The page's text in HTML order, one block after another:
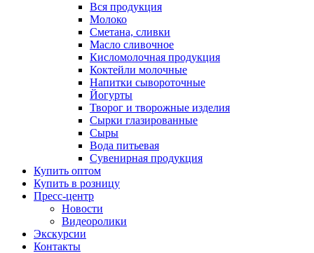
Вся продукция
Молоко
Сметана, сливки
Масло сливочное
Кисломолочная продукция
Коктейли молочные
Напитки сывороточные
Йогурты
Творог и творожные изделия
Сырки глазированные
Сыры
Вода питьевая
Сувенирная продукция
Купить оптом
Купить в розницу
Пресс-центр
Новости
Видеоролики
Экскурсии
Контакты